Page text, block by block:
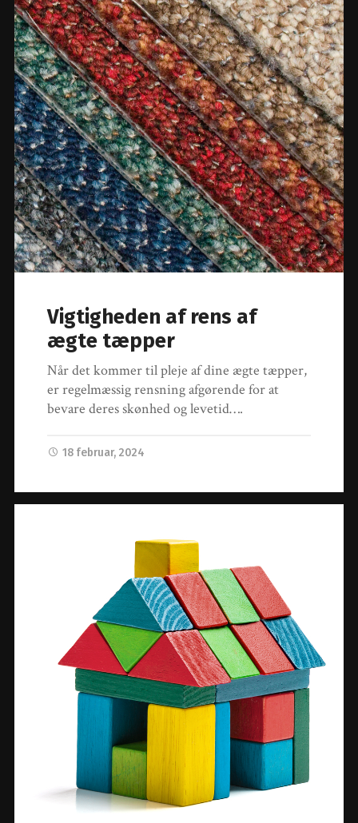
Vigtigheden af rens af
ægte tæpper
Når det kommer til pleje af dine ægte tæpper,
er regelmæssig rensning afgørende for at
bevare deres skønhed og levetid….
18 februar, 2024